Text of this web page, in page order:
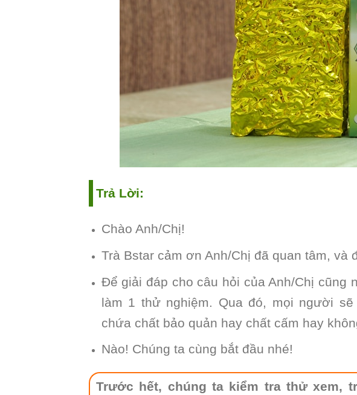
Trả Lời:
Chào Anh/Chị!
Trà Bstar cảm ơn Anh/Chị đã quan tâm, và
Để giải đáp cho câu hỏi của Anh/Chị cũng
làm 1 thử nghiệm. Qua đó, mọi người
chứa chất bảo quản hay chất cấm hay
Nào! Chúng ta cùng bắt đầu nhé!
Trước hết, chúng ta kiểm tra thử xem,